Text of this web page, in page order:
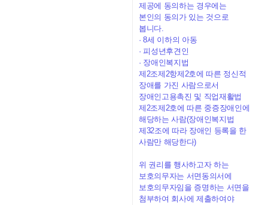
제공에 동의하는 경우에는
본인의 동의가 있는 것으로
봅니다.
· 8세 이하의 아동
· 피성년후견인
· 장애인복지법
제2조제2항제2호에 따른 정신적
장애를 가진 사람으로서
장애인고용촉진 및 직업재활법
제2조제2호에 따른 중증장애인에
해당하는 사람(장애인복지법
제32조에 따라 장애인 등록을 한
사람만 해당한다)
위 권리를 행사하고자 하는
보호의무자는 서면동의서에
보호의무자임을 증명하는 서면을
첨부하여 회사에 제출하여야